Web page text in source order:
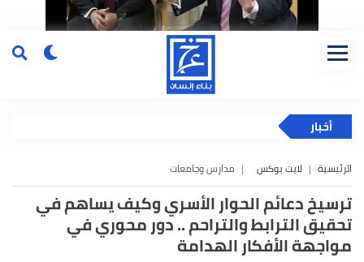
أخبار
الرئيسية لايت بوكس مدارس وجامعات
ترسيخ دعائم الحوار الأسري وكيف يساهم في
تحقيق الترابط والتراحم .. دور محوري في
مواجهة الأفكار الهدامة